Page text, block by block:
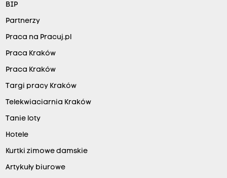
BIP
Partnerzy
Praca na Pracuj.pl
Praca Kraków
Praca Kraków
Targi pracy Kraków
Telekwiaciarnia Kraków
Tanie loty
Hotele
Kurtki zimowe damskie
Artykuły biurowe